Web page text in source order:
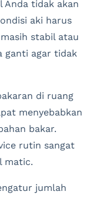
Anda tidak akan
aki harus
stabil atau
ganti agar tidak
di ruang
menyebabkan
bakar.
rutin sangat
matic.
jumlah